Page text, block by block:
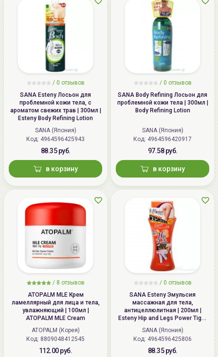
/ 0 отзывов
SANA Esteny Лосьон для
проблемной кожи тела, с
ароматом свежих трав | 300мл |
Esteny Body Refining Lotion
SANA (Япония)
Код: 4964596425943
88.35 руб.
в корзину
/ 0 отзывов
SANA Body Refining Лосьон для
проблемной кожи тела | 300мл |
Body Refining Lotion
SANA (Япония)
Код: 4964596420917
97.58 руб.
в корзину
/ 8 отзывов
ATOPALM MLE Крем
ламеллярный для лица и тела,
увлажняющий | 100мл |
ATOPALM MLE Cream
ATOPALM (Корея)
Код: 8809048412545
112.00 руб.
/ 0 отзывов
SANA Esteny Эмульсия
массажная для тела,
антицеллюлитная | 200мл |
Esteny Hip and Legs Power Tight
EX
SANA (Япония)
Код: 4964596425806
88.35 руб.